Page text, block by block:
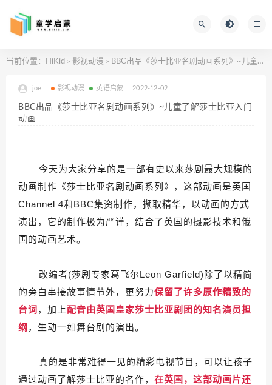
当前位置： HiKid > 影视动漫 > BBC出品《莎士比亚名剧动画系列》~儿童了解莎士比亚入门动画
joe 影视动漫 英语启蒙 2022-12-02
BBC出品《莎士比亚名剧动画系列》~儿童了解莎士比亚入门
动画
今天为大家分享的是一部有史以来莎剧最大规模的
动画制作《莎士比亚名剧动画系列》，这部动画是英国
Channel 4和BBC集资制作，撷取精华，以动画的方式
演出，它的制作极为严谨，结合了英国的摄影技术和俄
国的动画艺术。
改编者(莎剧专家葛飞尔Leon Garfield)除了以精简
的旁白串接故事情节外，更努力保留了许多原作精致的
台词 ，加上配音由英国皇家莎士比亚剧团的知名演员担
纲 ，生动一如舞台剧的演出。
真的是非常难得一见的精彩电视节目，可以让孩子
通过动画了解莎士比亚的名作， 在英国，这部动画片还